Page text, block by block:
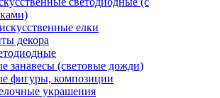
елки
декора
занавесы (световые дожди)
фигуры, композиции
украшения